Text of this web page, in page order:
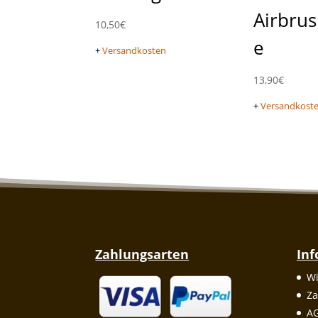
10,50€
+Versandkosten
e
13,90€
+
Zahlungsarten